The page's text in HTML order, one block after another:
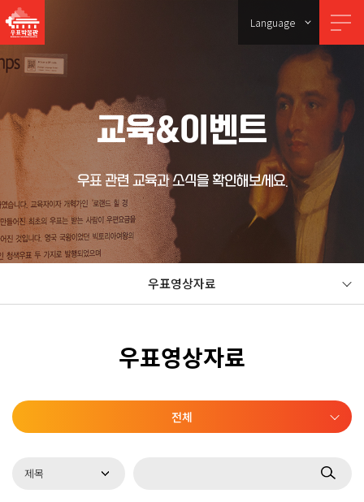
Language
교육&이벤트
우표 관련 교육과 소식을 확인해보세요.
우표영상자료
우표영상자료
전체